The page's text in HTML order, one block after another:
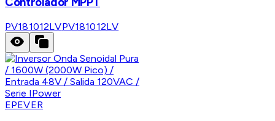
PV181012LVPV181012LV
EPEVER